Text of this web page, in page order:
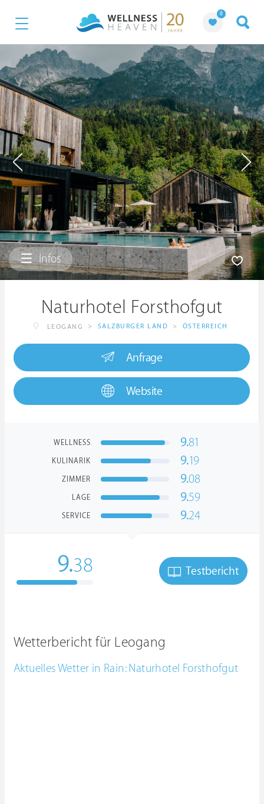
0
Infos
Naturhotel Forsthofgut
LEOGANG > SALZBURGER LAND > ÖSTERREICH
Anfrage
Website
WELLNESS 9.81
KULINARIK 9.19
ZIMMER 9.08
LAGE 9.59
SERVICE 9.24
9.38 Testbericht
Wetterbericht für Leogang
Aktuelles Wetter in Rain: Naturhotel Forsthofgut